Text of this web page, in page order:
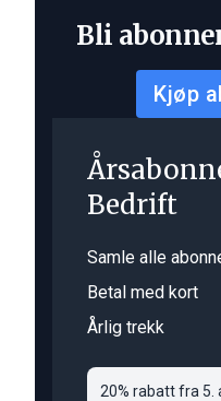
Bli
Kjøp
Bedrift
Samle alle
Betal med kort
Årlig trekk
20% rabatt fra 5.